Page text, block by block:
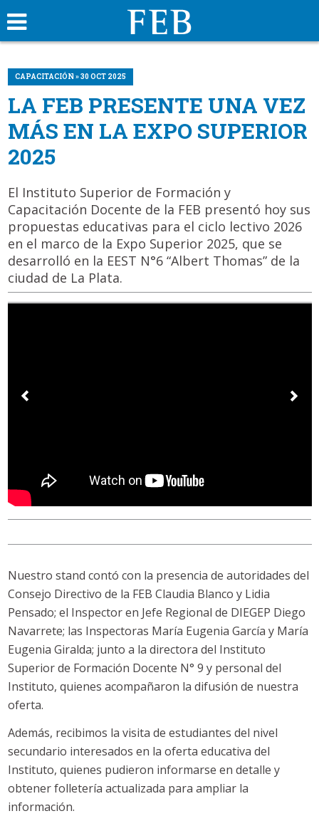
CAPACITACIÓN » 30 OCT 2025
LA FEB PRESENTE UNA VEZ
MÁS EN LA EXPO SUPERIOR
2025
El Instituto Superior de Formación y
Capacitación Docente de la FEB presentó hoy sus
propuestas educativas para el ciclo lectivo 2026
en el marco de la Expo Superior 2025, que se
desarrolló en la EEST N°6 “Albert Thomas” de la
ciudad de La Plata.
Nuestro stand contó con la presencia de autoridades del
Consejo Directivo de la FEB Claudia Blanco y Lidia
Pensado; el Inspector en Jefe Regional de DIEGEP Diego
Navarrete; las Inspectoras María Eugenia García y María
Eugenia Giralda; junto a la directora del Instituto
Superior de Formación Docente N° 9 y personal del
Instituto, quienes acompañaron la difusión de nuestra
oferta.
Además, recibimos la visita de estudiantes del nivel
secundario interesados en la oferta educativa del
Instituto, quienes pudieron informarse en detalle y
obtener folletería actualizada para ampliar la
información.